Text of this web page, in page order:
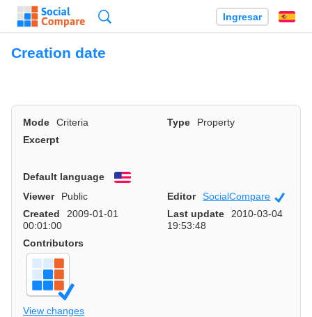
Ingresar
Creation date
Mode Criteria Type
Property
Excerpt
Default language
English
Viewer
Public Editor SocialCompare
Created
2009-01-01
00:01:00
Last update
2010-03-04
19:53:48
Contributors
View changes